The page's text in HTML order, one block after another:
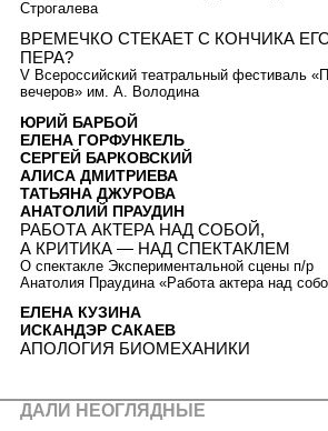
Строгалева
ВРЕМЕЧКО СТЕКАЕТ С КОНЧИКА
ПЕРА?
V Всероссийский театральный фестиваль
вечеров» им. А. Володина
ЮРИЙ БАРБОЙ
ЕЛЕНА ГОРФУНКЕЛЬ
СЕРГЕЙ БАРКОВСКИЙ
АЛИСА ДМИТРИЕВА
ТАТЬЯНА ДЖУРОВА
АНАТОЛИЙ ПРАУДИН
РАБОТА АКТЕРА НАД СОБОЙ,
А КРИТИКА — НАД СПЕКТАКЛЕМ
О спектакле Экспериментальной сцены п/р
Анатолия Праудина «Работа актера над
ЕЛЕНА КУЗИНА
ИСКАНДЭР САКАЕВ
АПОЛОГИЯ БИОМЕХАНИКИ
ДАЛИ НЕОГЛЯДНЫЕ